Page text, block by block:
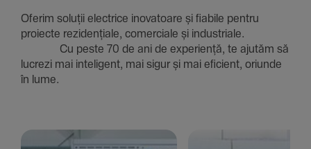
Oferim soluții electrice inova­toare și fiabile pentru
proiecte rezi­den­țiale, comer­ciale și indus­triale.
Cu peste 70 de ani de expe­riență, te ajutăm să
lucrezi mai inte­li­gent, mai sigur și mai eficient, oriunde
în lume.